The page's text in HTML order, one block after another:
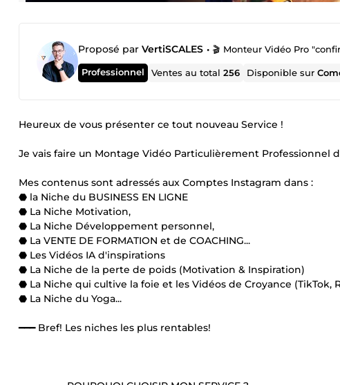
Proposé par VertiSCALES • 🎬 Monteur Vidéo Pro
Professionnel Ventes au total256 Disponible sur
Heureux de vous présenter ce tout nouveau Service !
Je vais faire un Montage Vidéo Particulièrement Professionnel
Mes contenus sont adressés aux Comptes Instagram dans :
⬣ la Niche du BUSINESS EN LIGNE
⬣ La Niche Motivation,
⬣ La Niche Développement personnel,
⬣ La VENTE DE FORMATION et de COACHING...
⬣ Les Vidéos IA d'inspirations
⬣ La Niche de la perte de poids (Motivation & Inspiration)
⬣ La Niche qui cultive la foie et les Vidéos de Croyance (TikTok,
⬣ La Niche du Yoga...
━━━ Bref! Les niches les plus rentables!